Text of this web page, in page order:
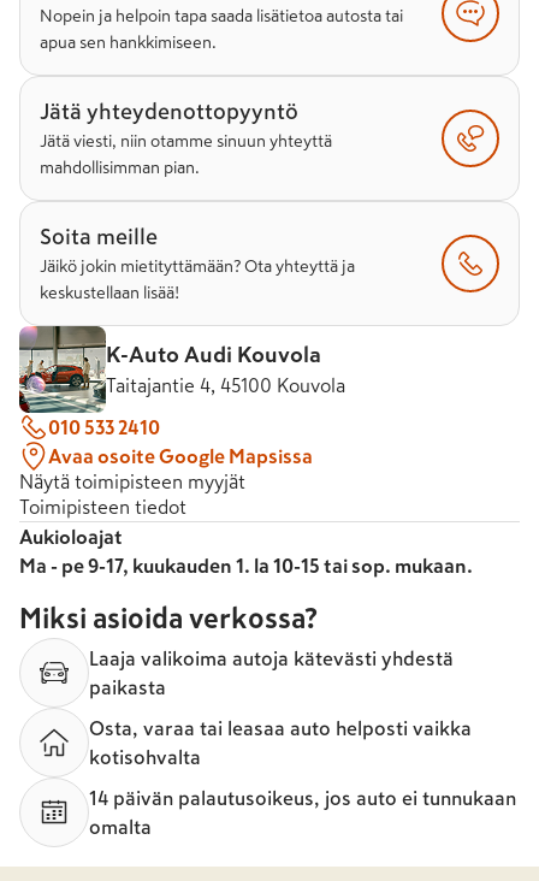
Nopein ja helpoin tapa saada lisätietoa autosta tai
apua sen hankkimiseen.
Jätä yhteydenottopyyntö
Jätä viesti, niin otamme sinuun yhteyttä
mahdollisimman pian.
Soita meille
Jäikö jokin mietityttämään? Ota yhteyttä ja
keskustellaan lisää!
K-Auto Audi Kouvola
Taitajantie 4, 45100 Kouvola
010 533 2410
Avaa osoite Google Mapsissa
Näytä toimipisteen myyjät
Toimipisteen tiedot
Aukioloajat
Ma - pe 9-17, kuukauden 1. la 10-15 tai sop. mukaan.
Miksi asioida verkossa?
Laaja valikoima autoja kätevästi yhdestä
paikasta
Osta, varaa tai leasaa auto helposti vaikka
kotisohvalta
14 päivän palautusoikeus, jos auto ei tunnukaan
omalta